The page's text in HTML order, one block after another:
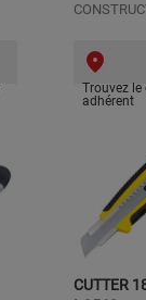
Trouvez le
adhérent
CUTTER